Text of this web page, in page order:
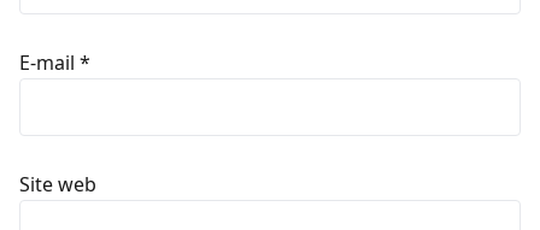
E-mail *
Site web